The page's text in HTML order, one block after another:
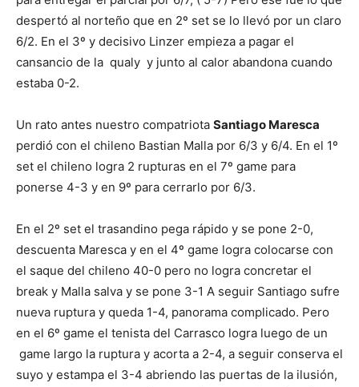
despertó al norteño que en 2º set se lo llevó por un claro
6/2. En el 3º y decisivo Linzer empieza a pagar el
cansancio de la qualy y junto al calor abandona cuando
estaba 0-2.
Un rato antes nuestro compatriota Santiago Maresca
perdió con el chileno Bastian Malla por 6/3 y 6/4. En el 1º
set el chileno logra 2 rupturas en el 7º game para
ponerse 4-3 y en 9º para cerrarlo por 6/3.
En el 2º set el trasandino pega rápido y se pone 2-0,
descuenta Maresca y en el 4º game logra colocarse con
el saque del chileno 40-0 pero no logra concretar el
break y Malla salva y se pone 3-1 A seguir Santiago sufre
nueva ruptura y queda 1-4, panorama complicado. Pero
en el 6º game el tenista del Carrasco logra luego de un
game largo la ruptura y acorta a 2-4, a seguir conserva el
suyo y estampa el 3-4 abriendo las puertas de la ilusión,